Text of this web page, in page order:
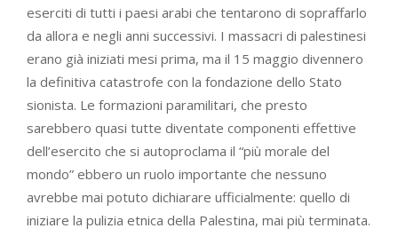
eserciti di tutti i paesi arabi che tentarono di sopraffarlo
da allora e negli anni successivi. I massacri di palestinesi
erano già iniziati mesi prima, ma il 15 maggio divennero
la definitiva catastrofe con la fondazione dello Stato
sionista. Le formazioni paramilitari, che presto
sarebbero quasi tutte diventate componenti effettive
dell’esercito che si autoproclama il “più morale del
mondo” ebbero un ruolo importante che nessuno
avrebbe mai potuto dichiarare ufficialmente: quello di
iniziare la pulizia etnica della Palestina, mai più terminata.